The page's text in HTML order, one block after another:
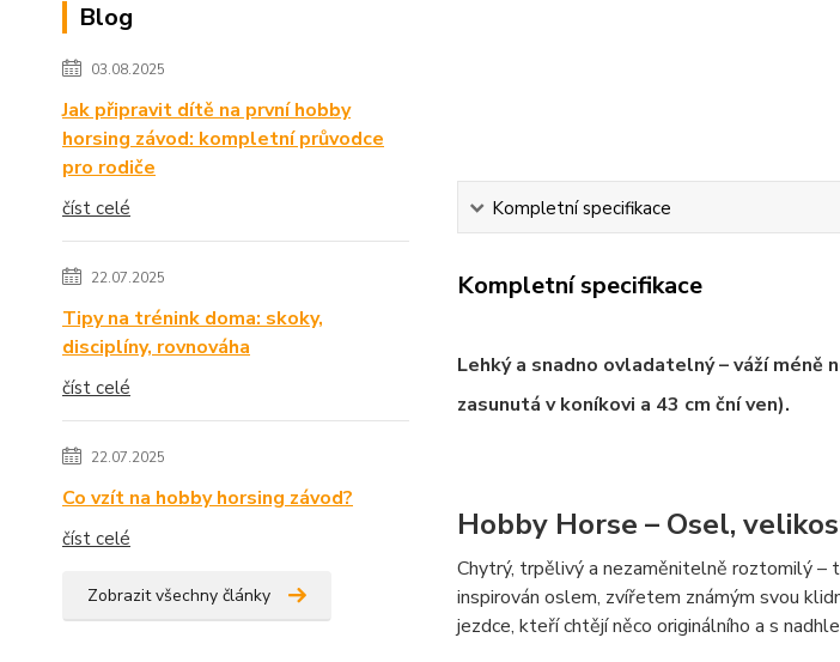
Blog
03.08.2025
Jak připravit dítě na první hobby
horsing závod: kompletní průvodce
pro rodiče
číst celé
22.07.2025
Tipy na trénink doma: skoky,
disciplíny, rovnováha
číst celé
22.07.2025
Co vzít na hobby horsing závod?
číst celé
Zobrazit všechny články
Kompletní specifikace
Kompletní specifikace
Lehký a snadno ovladatelný – váží méně
zasunutá v koníkovi a 43 cm ční ven).
Hobby Horse – Osel,
Chytrý, trpělivý a nezaměnitelně roztomilý –
inspirován oslem, zvířetem známým svou
jezdce, kteří chtějí něco originálního a s